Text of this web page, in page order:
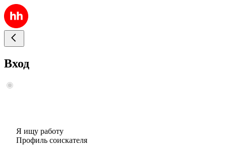
Вход
Я ищу работу
Профиль соискателя